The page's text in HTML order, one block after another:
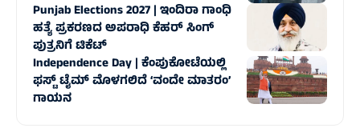
Punjab Elections 2027 | ಇಂದಿರಾ ಗಾಂಧಿ
ಹತ್ಯೆ ಪ್ರಕರಣದ ಅಪರಾಧಿ ಕೆಹರ್‌ ಸಿಂಗ್‌
ಪುತ್ರನಿಗೆ ಟಿಕೆಟ್‌
Independence Day | ಕೆಂಪುಕೋಟೆಯಲ್ಲಿ
ಫಸ್ಟ್‌ ಟೈಮ್‌ ಮೊಳಗಲಿದೆ ‘ವಂದೇ ಮಾತರಂ’
ಗಾಯನ